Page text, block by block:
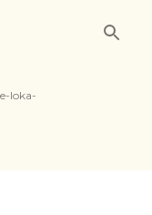
loka-